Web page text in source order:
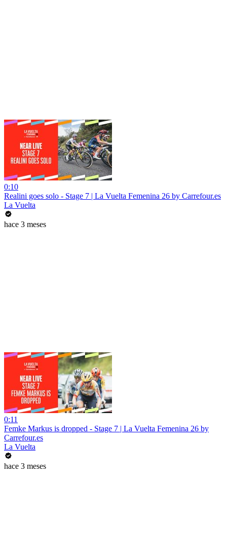
0:10
Realini goes solo - Stage 7 | La Vuelta Femenina 26 by Carrefour.es
La Vuelta
hace 3 meses
0:11
Femke Markus is dropped - Stage 7 | La Vuelta Femenina 26 by
Carrefour.es
La Vuelta
hace 3 meses